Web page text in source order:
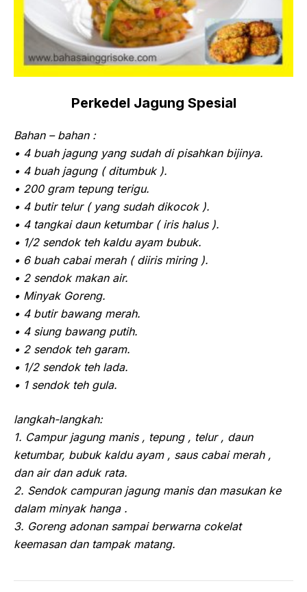
Perkedel Jagung Spesial
Bahan – bahan :
• 4 buah jagung yang sudah di pisahkan bijinya.
• 4 buah jagung ( ditumbuk ).
• 200 gram tepung terigu.
• 4 butir telur ( yang sudah dikocok ).
• 4 tangkai daun ketumbar ( iris halus ).
• 1/2 sendok teh kaldu ayam bubuk.
• 6 buah cabai merah ( diiris miring ).
• 2 sendok makan air.
• Minyak Goreng.
• 4 butir bawang merah.
• 4 siung bawang putih.
• 2 sendok teh garam.
• 1/2 sendok teh lada.
• 1 sendok teh gula.
langkah-langkah:
1. Campur jagung manis , tepung , telur , daun
ketumbar, bubuk kaldu ayam , saus cabai merah ,
dan air dan aduk rata.
2. Sendok campuran jagung manis dan masukan ke
dalam minyak hanga .
3. Goreng adonan sampai berwarna cokelat
keemasan dan tampak matang.